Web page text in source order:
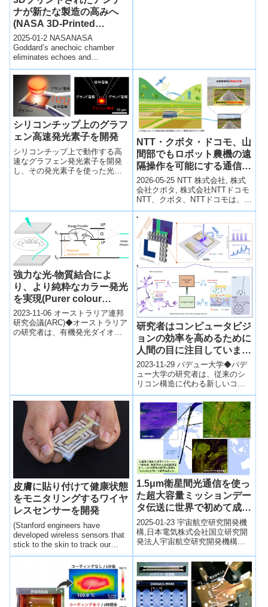
ナが新たな製造の高みへ
(NASA 3D-Printed
Antenna Takes Additive
Manufacturing to New
Heights)
2025-01-2 NASANASA
Goddard’s anechoic chamber
eliminates echoes and
reflections ...
シリコンチップ上のグラフ
ェン高速発光素子を開発
シリコンチップ上で動作する高
速なグラフェン発光素子を開発
し、その発光素子を使った光通
発見しました。
NTT・クボタ・ドコモ、山
間部でもロボット農機の遠
隔操作を可能にする通信技
術を実証 ～モバイル通信
と衛星通信の連携と映像制
御により全国エリアでスマ
ート農業を可能に～
2026-05-25 NTT 株式会社, 株式
会社クボタ, 株式会社NTTドコモ
NTT、クボタ、NTTドコモは、山
間部におけるロボット農機の遠
隔操作・遠隔監視を...
強力な光-物質結合によ
り、より純粋なカラー発光
を実現(Purer colour
emission through strong
light-matter coupling)
2023-11-06 オーストラリア連邦
研究会議(ARC)◆オーストラリア
の研究者は、有機発光ダイオー
研究者はコンピュータビジ
ョンの効率を高めるために
人間の目に注目しています
(Researchers look to the
human eye to boost
computer vision
efficiency)
2023-11-29 パデュー大学◆パデ
ュー大学の研究者は、従来のシ
リコン構造に代わる新しいコン
ピュータビジョンアプローチを
開発中。彼らは自然を模倣し、
人工網膜...
皮膚に貼り付けて健康状態
をモニタリングするワイヤ
レスセンサーを開発
(Stanford engineers have
developed wireless sensors that
stick to the skin to track our
health)皮膚が発信する生体信号
を検出し、衣服に留められた受
信機に無線で送信するシステム
を開発。オーダーメイド医療・
健康管理システムへの応用が期
待。
1.5μm衛星間光通信を使っ
た超大容量ミッションデー
タ伝送に世界で初めて成功
～JAXAとNECによる宇宙
空間での光通信の取り組み
～
2025-01-23 宇宙航空研究開発機
構,日本電気株式会社国立研究開
発法人宇宙航空研究開発機構
JAXAの光衛星間通信システム
「L...